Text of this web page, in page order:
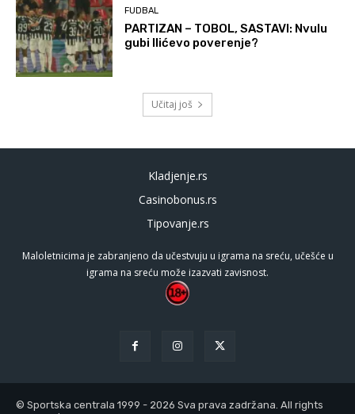
FUDBAL
PARTIZAN – TOBOL, SASTAVI: Nvulu
gubi Ilićevo poverenje?
Učitaj još
Kladjenje.rs
Casinobonus.rs
Tipovanje.rs
Maloletnicima je zabranjeno da učestvuju u igrama na sreću, učešće u
igrama na sreću može izazvati zavisnost.
© Sportska centrala 1999 - 2026 Sva prava zadržana. All rights